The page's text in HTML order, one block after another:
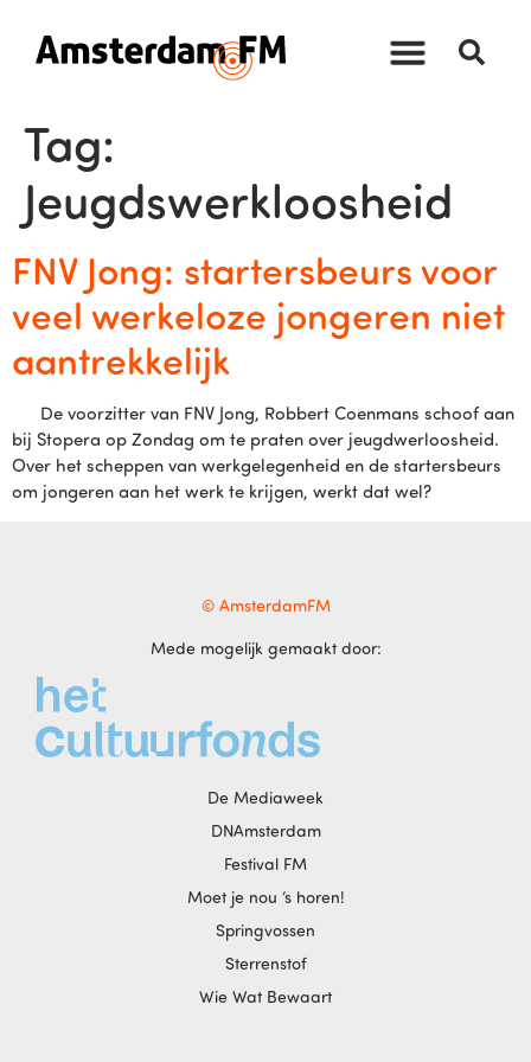
Tag:
Jeugdswerkloosheid
FNV Jong: startersbeurs voor
veel werkeloze jongeren niet
aantrekkelijk
De voorzitter van FNV Jong, Robbert Coenmans schoof aan
bij Stopera op Zondag om te praten over jeugdwerloosheid.
Over het scheppen van werkgelegenheid en de startersbeurs
om jongeren aan het werk te krijgen, werkt dat wel?
© AmsterdamFM
Mede mogelijk gemaakt door:
De Mediaweek
DNAmsterdam
Festival FM
Moet je nou ‘s horen!
Springvossen
Sterrenstof
Wie Wat Bewaart